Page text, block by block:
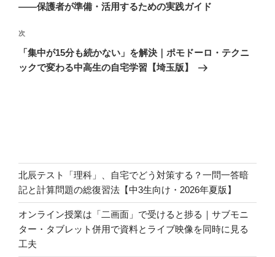
ゲ
ー
シ
——保護者が準備・活用するための実践ガイド
次
の
投
次
「集中が15分も続かない」を解決｜ポモドーロ・テクニ
ックで変わる中高生の自宅学習【埼玉版】
北辰テスト「理科」、自宅でどう対策する？一問一答暗
記と計算問題の総復習法【中3生向け・2026年夏版】
オンライン授業は「二画面」で受けると捗る｜サブモニ
ター・タブレット併用で資料とライブ映像を同時に見る
工夫